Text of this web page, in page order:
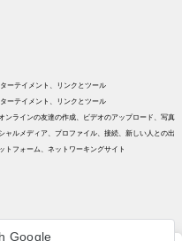
ーテイメント、リンクとツール
ーテイメント、リンクとツール
ンラインの友達の作成、ビデオのアップロード、写真
ルメディア、プロファイル、接続、新しい人との出
トフォーム、ネットワーキングサイト
Google